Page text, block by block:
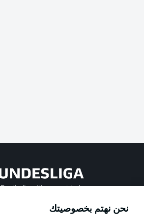
Football as it's meant to be
Official Partners
نحن نهتم بخصوصيتك